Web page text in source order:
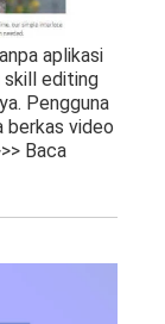
aplikasi
skill editing
Pengguna
berkas video
Baca